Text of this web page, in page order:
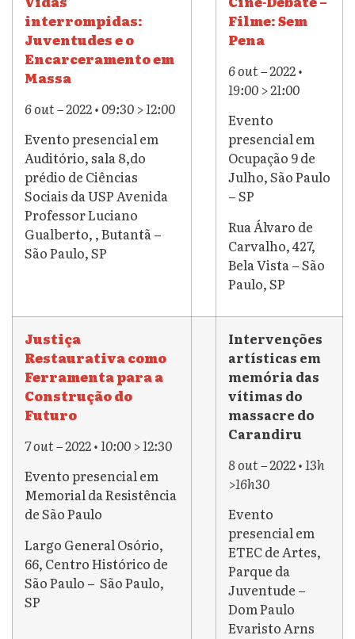
interrompidas:
Juventudes e o
Encarceramento em
Massa
6 out – 2022 • 09:30 > 12:00
Evento presencial em
Auditório, sala 8,do
prédio de Ciências
Sociais da USPAvenida
Professor Luciano
Gualberto, , Butantã –
São Paulo, SP
Filme: Sem
Pena
6 out – 2022 •
19:00 > 21:00
Evento
presencial em
Ocupação 9 de
Julho, São Paulo
– SP
Rua Álvaro de
Carvalho, 427,
Bela Vista – São
Paulo, SP
Justiça
Restaurativa como
Ferramenta para a
Construção do
Futuro
7 out – 2022 • 10:00 > 12:30
Evento presencial em
Memorial da Resistência
de São Paulo
Largo General Osório,
66, Centro Histórico de
São Paulo – São Paulo,
SP
Intervenções
artísticas em
memória das
vítimas do
massacre do
Carandiru
8 out – 2022 • 13h
>16h30
Evento
presencial em
ETEC de Artes,
Parque da
Juventude –
Dom Paulo
Evaristo Arns